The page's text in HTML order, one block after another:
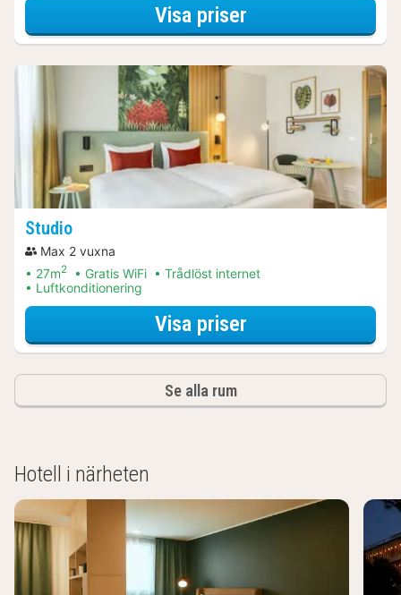
Visa priserför Museumpaket
Studio
Max 2 vuxna
27m2 Gratis WiFi
Trådlöst internet
Luftkonditionering
Visa priserför Museumpaket
Se alla rum
Hotell i närheten